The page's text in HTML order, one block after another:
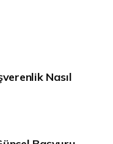
Nasıl